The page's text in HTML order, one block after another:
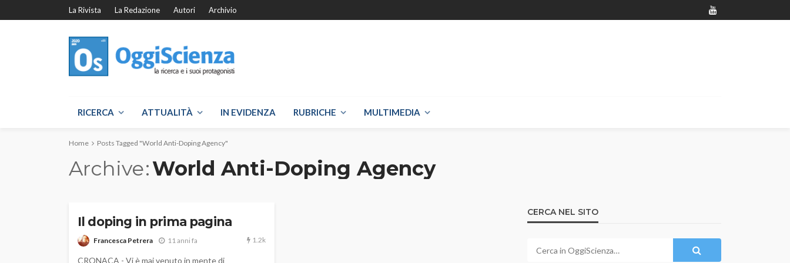
La Rivista La Redazione Autori Archivio
RICERCA ATTUALITÀ IN EVIDENZA RUBRICHE MULTIMEDIA
Home Posts Tagged "World Anti-Doping Agency"
Archive World Anti-Doping Agency
Il doping in prima pagina
Francesca Petrera 11 anni fa 1.2k
CRONACA - Vi è mai venuto in mente di
CERCA NEL SITO